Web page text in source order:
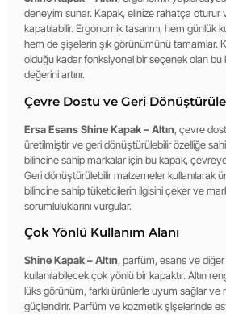
deneyim sunar. Kapak, elinize rahatça oturur
kapatılabilir. Ergonomik tasarımı, hem günlük
hem de şişelerin şık görünümünü tamamlar.
olduğu kadar fonksiyonel bir seçenek olan bu
değerini artırır.
Çevre Dostu ve Geri
Ersa Esans Shine Kapak – Altın, çevre
üretilmiştir ve geri dönüştürülebilir özelliğe
bilincine sahip markalar için bu kapak,
Geri dönüştürülebilir malzemeler kullanılarak
bilincine sahip tüketicilerin ilgisini çeker ve
sorumluluklarını vurgular.
Çok Yönlü Kullanım Alanı
Shine Kapak – Altın, parfüm, esans ve
kullanılabilecek çok yönlü bir kapaktır. Altın
lüks görünüm, farklı ürünlerle uyum sağlar ve
güçlendirir. Parfüm ve kozmetik şişelerinde